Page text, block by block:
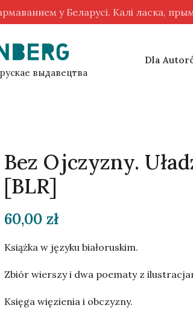
выдавецтва
Dla
Bez Ojczyzny.
[BLR]
60,00 zł
Książka w języku białoruskim.
Zbiór wierszy i dwa poematy z
Księga więzienia i obczyzny.
у Беларусі. Калі ласка,